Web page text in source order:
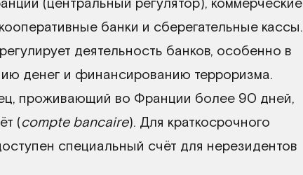
банки и сберегательные кассы.
деятельность банков, особенно в
денег и финансированию терроризма.
проживающий во Франции более 90 дней,
(compte bancaire). Для краткосрочного
специальный счёт для нерезидентов